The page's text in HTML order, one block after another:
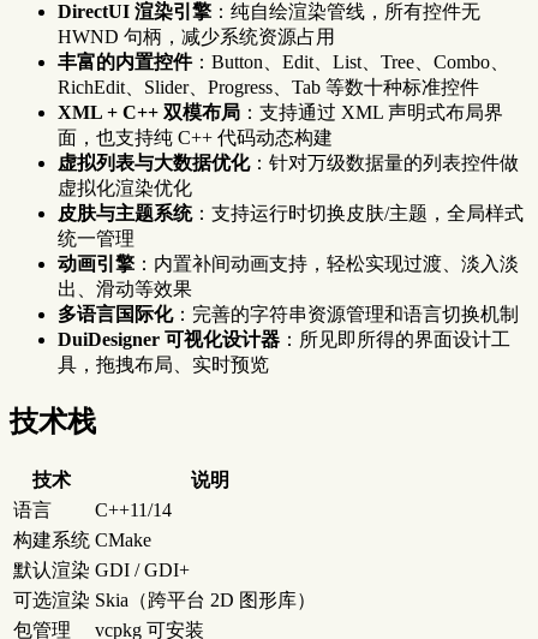
DirectUI 渲染引擎 ：纯自绘渲染管线，所有控件无
HWND 句柄，减少系统资源占用
丰富的内置控件：Button、Edit、List、Tree、Combo、
RichEdit、Slider、Progress、Tab 等数十种标准控件
XML + C++ 双模布局 ：支持通过 XML 声明式布局界
面，也支持纯 C++ 代码动态构建
虚拟列表与大数据优化：针对万级数据量的列表控件做
虚拟化渲染优化
皮肤与主题系统：支持运行时切换皮肤/主题，全局样式
统一管理
动画引擎 ：内置补间动画支持，轻松实现过渡、淡入淡
出、滑动等效果
多语言国际化：完善的字符串资源管理和语言切换机制
DuiDesigner 可视化设计器 ：所见即所得的界面设计工
具，拖拽布局、实时预览
技术栈
技术
说明
语言
C++11/14
构建系统 CMake
默认渲染 GDI / GDI+
可选渲染 Skia（跨平台 2D 图形库）
包管理
vcpkg 可安装